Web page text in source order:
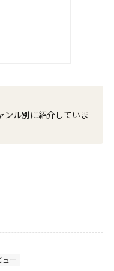
ンル別に紹介していま
ュー